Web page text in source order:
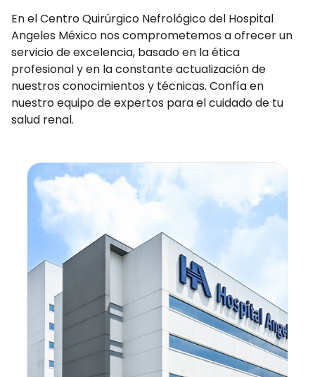
En el Centro Quirúrgico Nefrológico del Hospital
Angeles México nos comprometemos a ofrecer un
servicio de excelencia, basado en la ética
profesional y en la constante actualización de
nuestros conocimientos y técnicas. Confía en
nuestro equipo de expertos para el cuidado de tu
salud renal.